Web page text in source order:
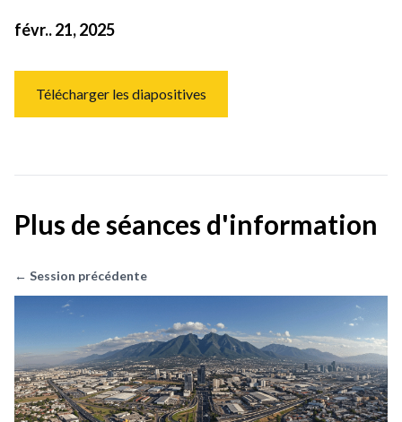
févr.. 21, 2025
Télécharger les diapositives
Plus de séances d'information
← Session précédente